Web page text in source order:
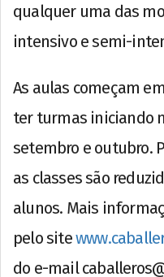
qualquer uma das
intensivo e semi-
As aulas começam
ter turmas iniciando
setembro e outubro.
as classes são
alunos. Mais
pelo site
do e-mail